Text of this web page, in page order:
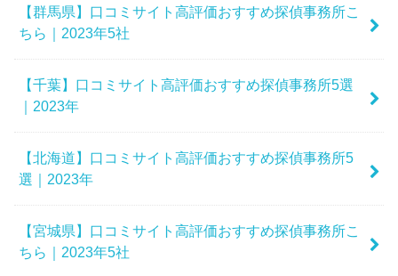
【群馬県】口コミサイト高評価おすすめ探偵事務所こ
ちら｜2023年5社
【千葉】口コミサイト高評価おすすめ探偵事務所5選
｜2023年
【北海道】口コミサイト高評価おすすめ探偵事務所5
選｜2023年
【宮城県】口コミサイト高評価おすすめ探偵事務所こ
ちら｜2023年5社